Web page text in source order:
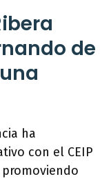
de
ha
con el CEIP